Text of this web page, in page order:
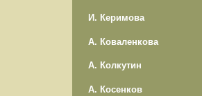
И. Керимова
А. Коваленкова
А. Колкутин
А. Косенков